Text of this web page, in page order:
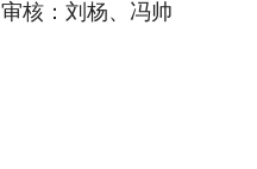
审核：刘杨、冯帅